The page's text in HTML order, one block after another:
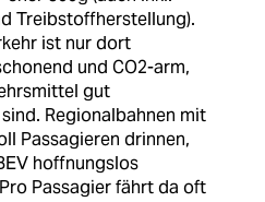
Treibstoffherstellung).
ist nur dort
und CO2-arm,
gut
Regionalbahnen mit
Passagieren drinnen,
hoffnungslos
Passagier fährt da oft